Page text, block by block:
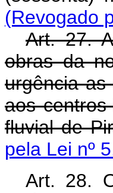
(Revogado
Art. 27.
obras da
urgência
aos
fluvial de
pela Lei nº
Art. 28.